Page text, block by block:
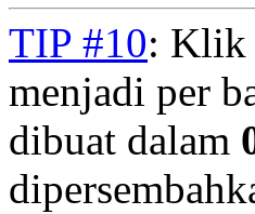
TIP #10: Klik
menjadi per
dibuat dalam